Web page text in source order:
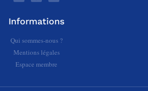
Informations
Qui sommes-nous ?
Mentions légales
Espace membre